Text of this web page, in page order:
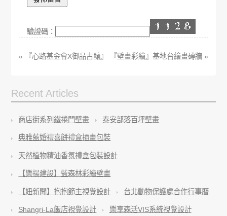
驗證碼：
« 『心路基金會X御品古釀』 『壁畫彩繪』基地台繪畫磚牆 »
Recent Articles
商店街系列鐵捲門壁畫 泰安部落百坪壁畫
典雅藍婚禮喜餅禮盒插畫包裝
天然植物精油香氛禮盒包裝設計
【樂揚建設】藍森林彩繪壁畫
【妞新聞】抱抱節主視覺設計 台北動物保護處合作行事曆
Shangri-La飯店視覺設計 樂享森活VIS系統視覺設計